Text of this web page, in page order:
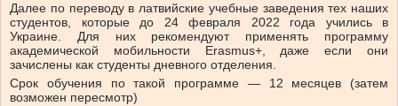
Далее по переводу в латвийские учебные заведения тех наших
студентов, которые до 24 февраля 2022 года учились в
Украине. Для них рекомендуют применять программу
академической мобильности Erasmus+, даже если они
зачислены как студенты дневного отделения.
Срок обучения по такой программе — 12 месяцев (затем
возможен пересмотр)